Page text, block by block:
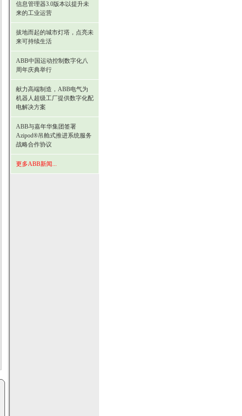
信息管理器3.0版本以提升未
来的工业运营
拔地而起的城市灯塔，点亮未
来可持续生活
ABB中国运动控制数字化八
周年庆典举行
献力高端制造，ABB电气为
机器人超级工厂提供数字化配
电解决方案
ABB与嘉年华集团签署
Azipod®吊舱式推进系统服务
战略合作协议
更多ABB新闻...